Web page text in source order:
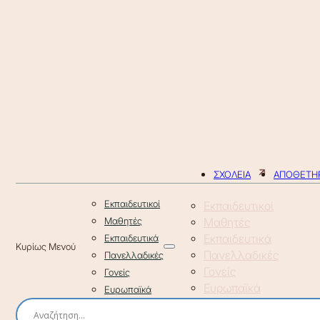
ΣΧΟΛΕΙΑ
Εκπαιδευτικοί
Μαθητές
Εκπαιδευτικά
Πανελλαδικές
Γονείς
Ευρωπαϊκά
Εκπαιδευτικοί
Μαθητές
Εκπαιδευτικά
Πανελλαδικές
Γονείς
Ευρωπαϊκά